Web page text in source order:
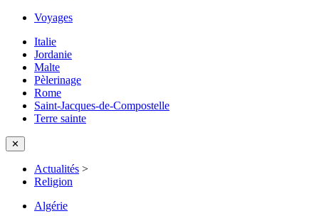
Voyages
Italie
Jordanie
Malte
Pèlerinage
Rome
Saint-Jacques-de-Compostelle
Terre sainte
✕
Actualités >
Religion
Algérie